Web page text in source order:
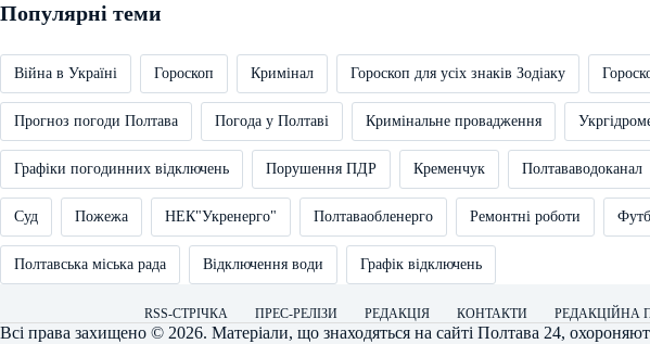
Популярні теми
Війна в Україні Гороскоп Кримінал Гороскоп для усіх знаків Зодіаку
Прогноз погоди Полтава Погода у Полтаві Кримінальне провадження
Графіки погодинних відключень Порушення ПДР Кременчук Полтававодоканал
Суд Пожежа НЕК"Укренерго" Полтаваобленерго Ремонтні роботи
Полтавська міська рада Відключення води Графік відключень
RSS-СТРІЧКА ПРЕС-РЕЛІЗИ РЕДАКЦІЯ КОНТАКТИ РЕДАКЦІЙНА
Всі права захищено © 2026. Матеріали, що знаходяться на сайті Полтава 24,